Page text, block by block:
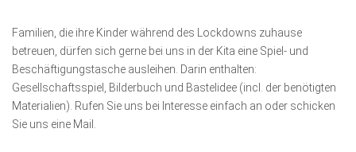
Familien, die ihre Kinder während des Lockdowns zuhause
betreuen, dürfen sich gerne bei uns in der Kita eine Spiel- und
Beschäftigungstasche ausleihen. Darin enthalten:
Gesellschaftsspiel, Bilderbuch und Bastelidee (incl. der benötigten
Materialien). Rufen Sie uns bei Interesse einfach an oder schicken
Sie uns eine Mail.